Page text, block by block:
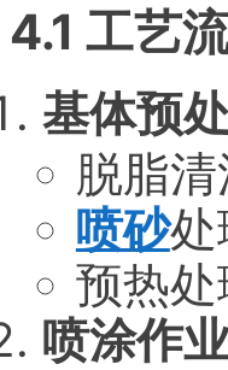
4.1 工艺
基体预
脱脂
喷砂
预热
喷涂作